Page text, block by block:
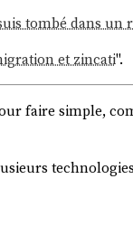
tombé dans un
et zincati".
faire simple,